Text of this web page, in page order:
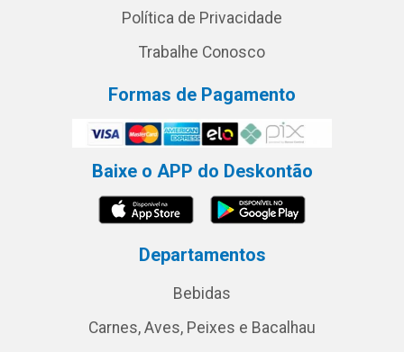
Política de Privacidade
Trabalhe Conosco
Formas de Pagamento
Baixe o APP do Deskontão
Departamentos
Bebidas
Carnes, Aves, Peixes e Bacalhau